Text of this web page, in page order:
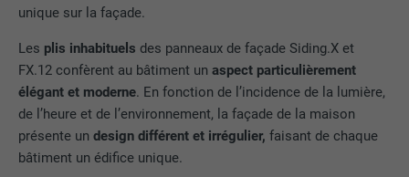
unique sur la façade.
Les plis inhabituels des panneaux de façade Siding.X et
FX.12 confèrent au bâtiment unaspect particulièrement
élégant et moderne. En fonction de l’incidence de la lumière,
de l’heure et de l’environnement, la façade de la maison
présente undesign différent et irrégulier,faisant de chaque
bâtiment un édifice unique.